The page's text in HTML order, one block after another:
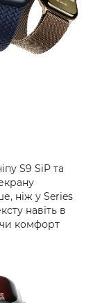
S9 SiP та
ніж у Series
навіть в
комфорт